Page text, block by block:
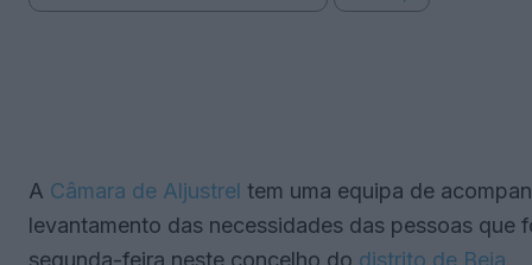
A Câmara de Aljustrel tem uma equipa de
levantamento das necessidades das pessoas
segunda-feira neste concelho do distrito de Beja.